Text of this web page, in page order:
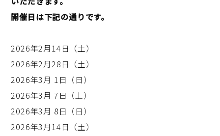
開催日は下記の通りです。
2026年2月14日（土）
2026年2月28日（土）
2026年3月 1日（日）
2026年3月 7日（土）
2026年3月 8日（日）
2026年3月14日（土）